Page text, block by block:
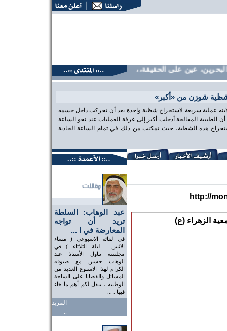
عين على الحقيقة،، منتديات البحرين، عين على
شوزن من «أكبر»
عملية سريعة لاستخراج شظية واحدة بعد أن تحركت داخل جسمه
المعالجة أدخلت أكبر إلى غرفة العمليات عند نحو الساعة
هذه الشظية، حيث تمكنت من ذلك في تمام الساعة الحادية
عبد الوهاب: السلطة
تريد أن تواجه
المعارضة في ا ...
في لقائه الاسبوعي ( مساء
الاثنين ـ ليلة الثلاثاء ) في
مجلسه تناول الأستاذ عبد
الوهاب حسين مع ضيوفه
الكرام لهذا الاسبوع العديد من
المسائل والقضايا على الساحة
الوطنية ، ننقل لكم أهم ما جاء
فيها . ...
المزيد
..
http://